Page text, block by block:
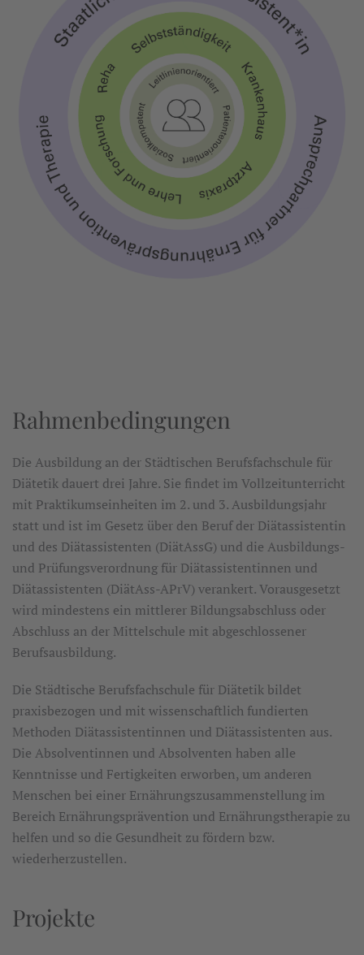
Rahmenbedingungen
Die Ausbildung an der Städtischen Berufsfachschule für
Diätetik dauert drei Jahre. Sie findet im Vollzeitunterricht
mit Praktikumseinheiten im 2. und 3. Ausbildungsjahr
statt und ist im Gesetz über den Beruf der Diätassistentin
und des Diätassistenten (DiätAssG) und die Ausbildungs-
und Prüfungsverordnung für Diätassistentinnen und
Diätassistenten (DiätAss-APrV) verankert. Vorausgesetzt
wird mindestens ein mittlerer Bildungsabschluss oder
Abschluss an der Mittelschule mit abgeschlossener
Berufsausbildung.
Die Städtische Berufsfachschule für Diätetik bildet
praxisbezogen und mit wissenschaftlich fundierten
Methoden Diätassistentinnen und Diätassistenten aus.
Die Absolventinnen und Absolventen haben alle
Kenntnisse und Fertigkeiten erworben, um anderen
Menschen bei einer Ernährungszusammenstellung im
Bereich Ernährungsprävention und Ernährungstherapie zu
helfen und so die Gesundheit zu fördern bzw.
wiederherzustellen.
Projekte